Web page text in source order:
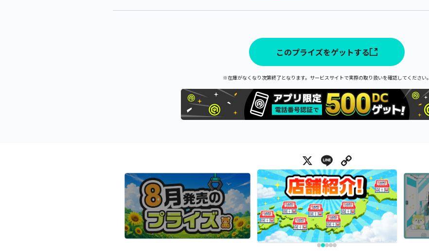
このプライズをゲットする
※在庫がなくなり次第終了となります。サービスサイトで実際の取り扱いを確認してください。
X Line